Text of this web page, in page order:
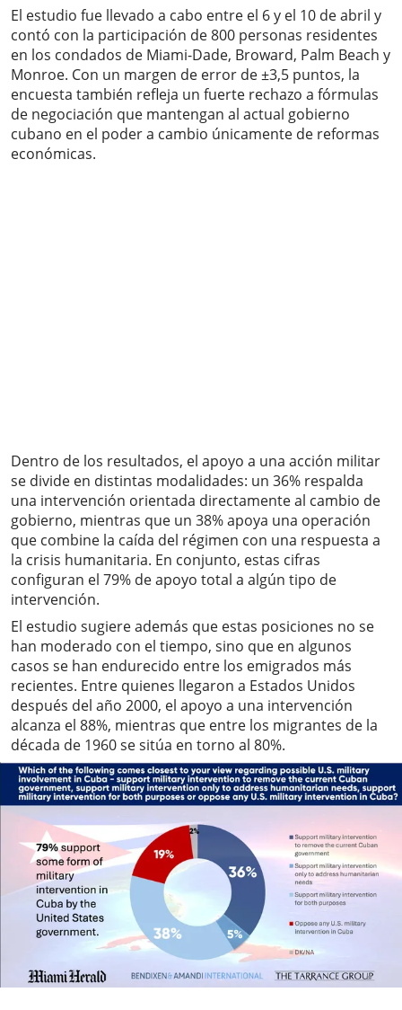
El estudio fue llevado a cabo entre el 6 y el 10 de abril y
contó con la participación de 800 personas residentes
en los condados de Miami-Dade, Broward, Palm Beach y
Monroe. Con un margen de error de ±3,5 puntos, la
encuesta también refleja un fuerte rechazo a fórmulas
de negociación que mantengan al actual gobierno
cubano en el poder a cambio únicamente de reformas
económicas.
Dentro de los resultados, el apoyo a una acción militar
se divide en distintas modalidades: un 36% respalda
una intervención orientada directamente al cambio de
gobierno, mientras que un 38% apoya una operación
que combine la caída del régimen con una respuesta a
la crisis humanitaria. En conjunto, estas cifras
configuran el 79% de apoyo total a algún tipo de
intervención.
El estudio sugiere además que estas posiciones no se
han moderado con el tiempo, sino que en algunos
casos se han endurecido entre los emigrados más
recientes. Entre quienes llegaron a Estados Unidos
después del año 2000, el apoyo a una intervención
alcanza el 88%, mientras que entre los migrantes de la
década de 1960 se sitúa en torno al 80%.